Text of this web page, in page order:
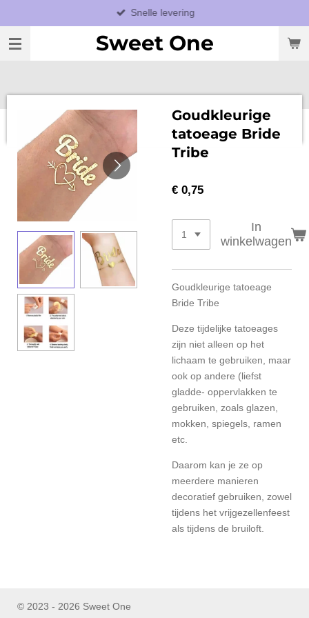
direct
naar
Sweet One
Snelle levering
Goudkleurige
tatoeage Bride
Tribe
€ 0,75
In
winkelwagen
Goudkleurige tatoeage
Bride Tribe
Deze tijdelijke tatoeages
zijn niet alleen op het
lichaam te gebruiken, maar
ook op andere (liefst
gladde- oppervlakken te
gebruiken, zoals glazen,
mokken, spiegels, ramen
etc.
Daarom kan je ze op
meerdere manieren
decoratief gebruiken, zowel
tijdens het vrijgezellenfeest
als tijdens de bruiloft.
© 2023 - 2026 Sweet One